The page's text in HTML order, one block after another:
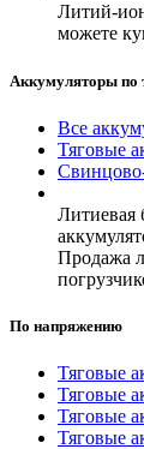
Литий-
можете
Аккумуляторы по
Все
Тяговые
Литиевая
Продажа
По напряжению
Тяговые
Тяговые
Тяговые
Тяговые